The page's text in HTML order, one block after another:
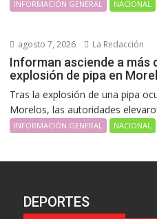
INFORMACIÓN GENERAL NACIONAL
agosto 7, 2026 La Redacción
Informan asciende a más
explosión de pipa en
Tras la explosión de una pipa
Morelos, las autoridades
INFORMACIÓN GENERAL NACIONAL
DEPORTES